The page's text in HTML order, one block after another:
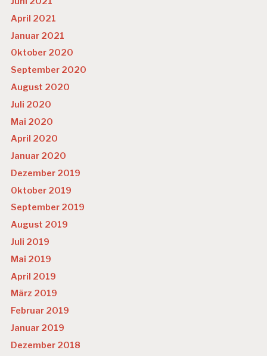
April 2021
Januar 2021
Oktober 2020
September 2020
August 2020
Juli 2020
Mai 2020
April 2020
Januar 2020
Dezember 2019
Oktober 2019
September 2019
August 2019
Juli 2019
Mai 2019
April 2019
März 2019
Februar 2019
Januar 2019
Dezember 2018